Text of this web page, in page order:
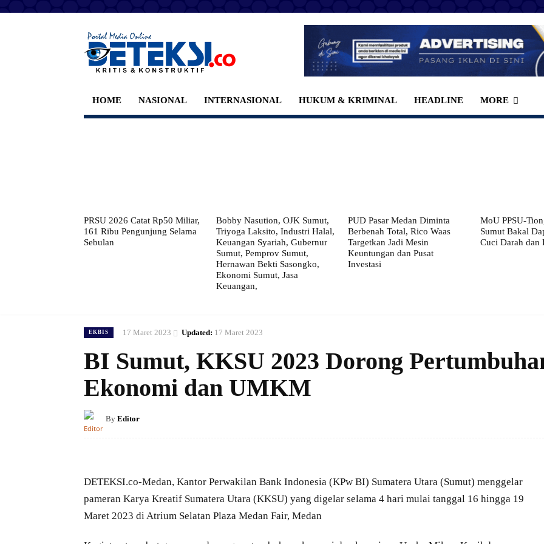
HOME NASIONAL INTERNASIONAL HUKUM & KRIMINAL HEADLINE MORE
PRSU 2026 Catat Rp50 Miliar,
161 Ribu Pengunjung Selama
Sebulan
Bobby Nasution, OJK Sumut,
Triyoga Laksito, Industri Halal,
Keuangan Syariah, Gubernur
Sumut, Pemprov Sumut,
Hernawan Bekti Sasongko,
Ekonomi Sumut, Jasa
Keuangan,
PUD Pasar Medan Diminta
Berbenah Total, Rico Waas
Targetkan Jadi Mesin
Keuntungan dan Pusat
Investasi
MoU PPSU-
Sumut Bakal
Cuci Darah dan
EKBIS 17 Maret 2023 Updated: 17 Maret 2023
BI Sumut, KKSU 2023 Dorong
Ekonomi dan UMKM
By Editor
DETEKSI.co-Medan, Kantor Perwakilan Bank Indonesia (KPw BI) Sumatera Utara (Sumut) menggelar
pameran Karya Kreatif Sumatera Utara (KKSU) yang digelar selama 4 hari mulai tanggal 16 hingga 19
Maret 2023 di Atrium Selatan Plaza Medan Fair, Medan